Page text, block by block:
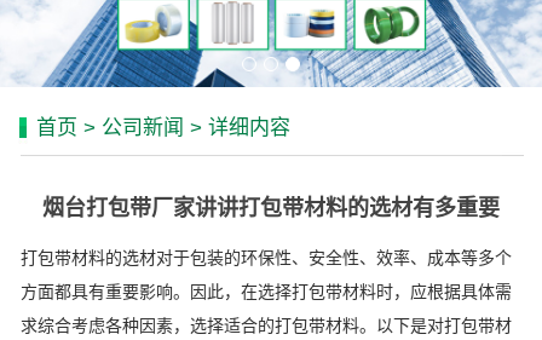
首页 > 公司新闻 > 详细内容
烟台打包带厂家讲讲打包带材料的选材有多重要
打包带材料的选材对于包装的环保性、安全性、效率、成本等多个
方面都具有重要影响。因此，在选择打包带材料时，应根据具体需
求综合考虑各种因素，选择适合的打包带材料。以下是对打包带材